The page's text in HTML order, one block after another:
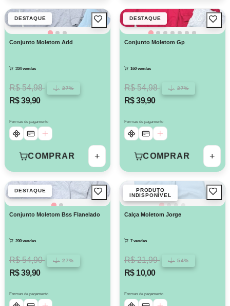
DESTAQUE
Conjunto Moletom Add
334 vendas
R$ 54,98 27%
R$ 39,90
Formas de pagamento
COMPRAR +
DESTAQUE
Conjunto Moletom Gp
160 vendas
R$ 54,98 27%
R$ 39,90
Formas de pagamento
COMPRAR +
DESTAQUE
Conjunto Moletom Bss Flanelado
200 vendas
R$ 54,90 27%
R$ 39,90
Formas de pagamento
PRODUTO
INDISPONÍVEL
Calça Moletom Jorge
7 vendas
R$ 21,99 54%
R$ 10,00
Formas de pagamento